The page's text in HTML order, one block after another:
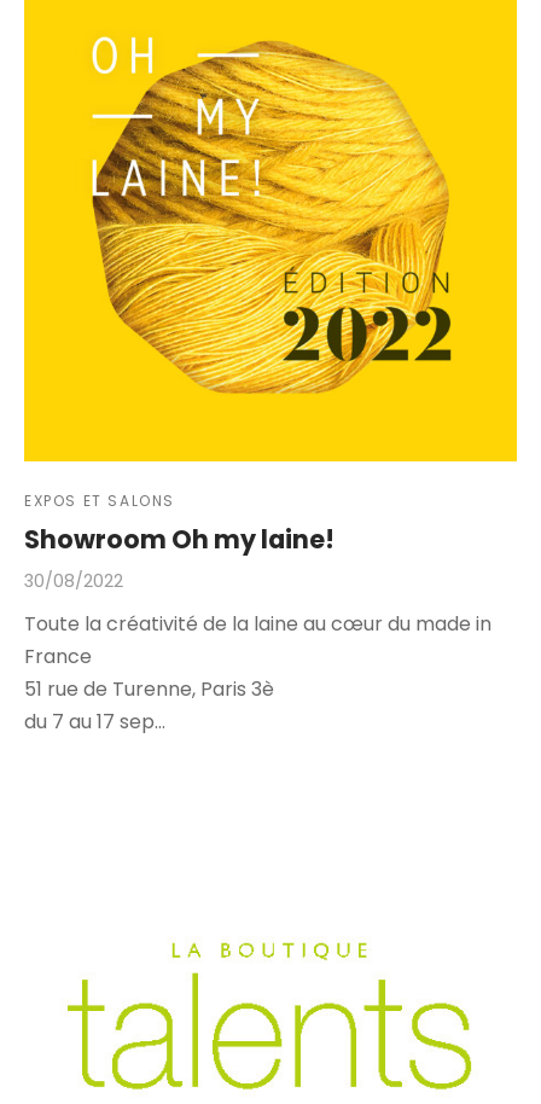
EXPOS ET SALONS
Showroom Oh my laine!
30/08/2022
Toute la créativité de la laine au cœur du made in
France
51 rue de Turenne, Paris 3è
du 7 au 17 sep…